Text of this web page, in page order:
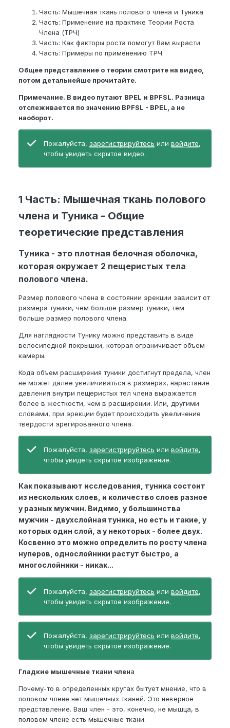
Часть: Мышечная ткань полового члена и Туника
Часть: Применение на практике Теории Роста
Члена (ТРЧ)
Часть: Как факторы роста помогут Вам вырасти
Часть: Примеры по применению ТРЧ
Общее представление о теории смотрите на видео,
потом детальнейше прочитайте.
Примечание. В видео путают BPEL и BPFSL. Разница
отслеживается по значению BPFSL - BPEL, а не
наоборот.
Пожалуйста, зарегистрируйтесь или войдите,
чтобы увидеть скрытое видео.
1 Часть: Мышечная ткань полового
члена и Туника - Общие
теоретические представления
Туника - это плотная белочная оболочка,
которая окружает 2 пещеристых тела
полового члена.
Размер полового члена в состоянии эрекции зависит от
размера туники, чем больше размер туники, тем
больше размер полового члена.
Для наглядности Тунику можно представить в виде
велосипедной покрышки, которая ограничивает объем
камеры.
Кода объем расширения туники достигнут предела, член
не может далее увеличиваться в размерах, нарастание
давления внутри пещеристых тел члена выражается
более в жесткости, чем в расширении. Или, другими
словами, при эрекции будет происходить увеличение
твердости эрегированного члена.
Пожалуйста, зарегистрируйтесь или войдите,
чтобы увидеть скрытое изображение.
Как показывают исследования, туника состоит
из нескольких слоев, и количество слоев разное
у разных мужчин. Видимо, у большинства
мужчин - двухслойная туника, но есть и такие, у
которых один слой, а у некоторых - более двух.
Косвенно это можно определить по росту члена
нуперов, однослойники растут быстро, а
многослойники - никак...
Пожалуйста, зарегистрируйтесь или войдите,
чтобы увидеть скрытое изображение.
Пожалуйста, зарегистрируйтесь или войдите,
чтобы увидеть скрытое изображение.
Гладкие мышечные ткани члена
Почему-то в определенных кругах бытует мнение, что в
половом члене нет мышечных тканей. Это неверное
представление. Ваш член - это, конечно, не мышца, в
половом члене есть мышечные ткани.